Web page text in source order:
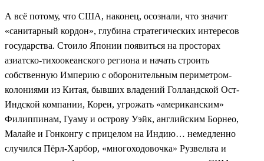
А всё потому, что США, наконец, осознали, что значит
«санитарный кордон», глубина стратегических интересов
государства. Стоило Японии появиться на просторах
азиатско-тихоокеанского региона и начать строить
собственную Империю с оборонительным периметром-
колониями из Китая, бывших владений Голландской Ост-
Индской компании, Кореи, угрожать «американским»
Филиппинам, Гуаму и острову Уэйк, английским Борнео,
Малайе и Гонконгу с прицелом на Индию… немедленно
случился Пёрл-Харбор, «многоходовочка» Рузвельта и